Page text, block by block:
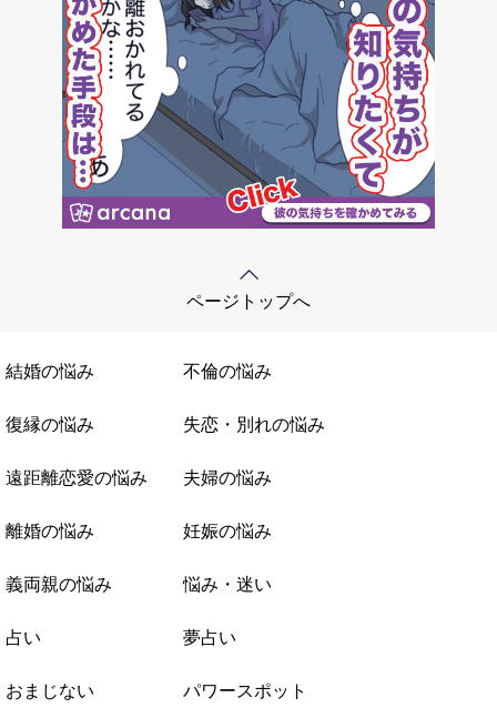
ページトップへ
結婚の悩み 不倫の悩み
復縁の悩み 失恋・別れの悩み
遠距離恋愛の悩み 夫婦の悩み
離婚の悩み 妊娠の悩み
義両親の悩み 悩み・迷い
占い 夢占い
おまじない パワースポット